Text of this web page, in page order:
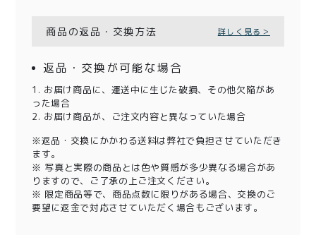
商品の返品・交換方法 詳しく見る＞
返品・交換が可能な場合
1. お届け商品に、運送中に生じた破損、その他欠陥があ
った場合
2. お届け商品が、ご注文内容と異なっていた場合
※返品・交換にかかわる送料は弊社で負担させていただき
ます。
※ 写真と実際の商品とは色や質感が多少異なる場合があ
りますので、ご了承の上ご注文ください。
※ 限定商品等で、商品点数に限りがある場合、交換のご
要望に返金で対応させていただく場合もございます。